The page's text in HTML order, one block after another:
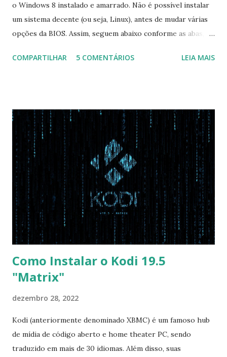
o Windows 8 instalado e amarrado. Não é possível instalar
um sistema decente (ou seja, Linux), antes de mudar várias
opções da BIOS. Assim, seguem abaixo conforme as abas, a
Na inicialização aperte F2 para acessar a BIOS e então faça
com Win, deixe essa opção no Auto ) Set AHCI Mode ->
Disabled USB S3 Wake-up -> Enabled Boot: Secure Boot ->
Disabled OS Mode Selection -> UEFI and CSM OS (Essa
opção garante boot com Win e Linux) Boot > Boot Priority
Order USB HDD: SATA CD: SATA HDD: Essa ordem de boot
vai garantir que ele tente primeiro o boot pela USB, depois
pelo CD e por último no HD. Apenas as opções acima são
as necessá...
COMPARTILHAR 5 COMENTÁRIOS LEIA MAIS
Como Instalar o Kodi 19.5
"Matrix"
dezembro 28, 2022
Kodi (anteriormente denominado XBMC) é um famoso hub
de mídia de código aberto e home theater PC, sendo
traduzido em mais de 30 idiomas. Além disso, suas